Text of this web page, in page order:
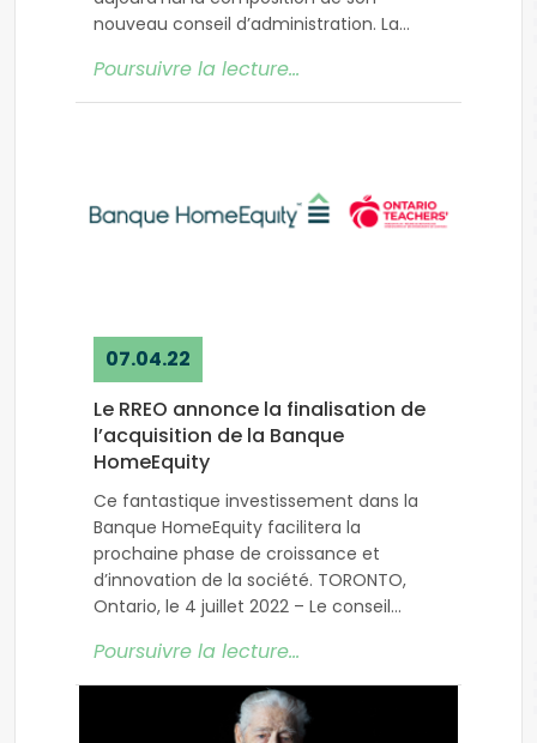
nouveau conseil d’administration. La
compte huit
Poursuivre la lecture…
07.04.22
Le RREO annonce la finalisation de
l’acquisition de la Banque
HomeEquity
Ce fantastique investissement dans la
Banque HomeEquity facilitera la
prochaine phase de croissance et
d’innovation de la société. TORONTO,
Ontario, le 4 juillet 2022 – Le conseil
Poursuivre la lecture…